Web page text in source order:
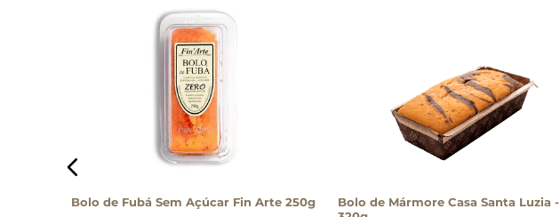
Bolo de Fubá Sem Açúcar Fin Arte 250g
Bolo de Mármore Casa Santa Luzia -